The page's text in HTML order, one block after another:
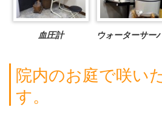
血圧計 ウォーターサー
院内のお庭で咲い
す。